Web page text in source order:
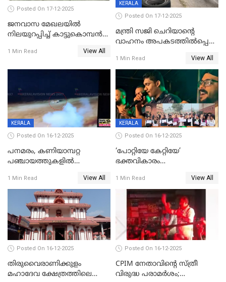
Posted On 17-12-2025
ജനവാസ മേഖലയില്‍
നിലയുറപ്പിച്ച് കാട്ടുകൊമ്പന്‍
1 Min Read View All
KERALA
Posted On 17-12-2025
മന്ത്രി സജി ചെറിയാന്റെ
വാഹനം അപകടത്തിൽപ്പെട്ടു;
രക്ഷപ്പെട്ടത് തലനാരിടയ്ക്ക്
1 Min Read View All
KERALA
Posted On 16-12-2025
പനമരം, കണിയാമ്പറ്റ
പഞ്ചായത്തുകളിൽ
സ്ഥാപനങ്ങൾക്ക് അവധി
1 Min Read View All
KERALA
Posted On 16-12-2025
‘പോറ്റിയേ കേറ്റിയേ’
ഭക്തവികാരം
ഡിജിപിക്ക് പരാതി; ശക്തമായ
നടപടി വേണമെന്നു
സിപിഐഎമ്മും
1 Min Read View All
Posted On 16-12-2025
തിരുവൈരാണിക്കുളം
മഹാദേവ ക്ഷേത്രത്തിലെ
Posted On 16-12-2025
CPIM നേതാവിൻ്റെ സ്ത്രീ
വിരുദ്ധ പരാമർശം;